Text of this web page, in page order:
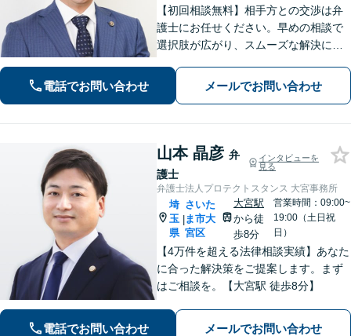
【初回相談無料】相手方との交渉は弁
護士にお任せください。早めの相談で
選択肢が広がり、スムーズな解決につ
豊富】【示談成功・不起訴獲得の実績
豊富】あなたの権利を守り、最善の結
電話でお問い合わせ メールでお問い合わせ
山本 晶彦 弁
護士
インタビューを
見る
弁護士法人プロテクトスタンス 大宮事務所
埼
玉
県
|
さいた
ま市大
宮区
大宮駅
から徒
歩8分
営業時間：09:00~
19:00（土日祝
日）
【4万件を超える法律相談実績】あなた
に合った解決策をご提案します。まず
はご相談を。【大宮駅 徒歩8分】
電話でお問い合わせ メールでお問い合わせ